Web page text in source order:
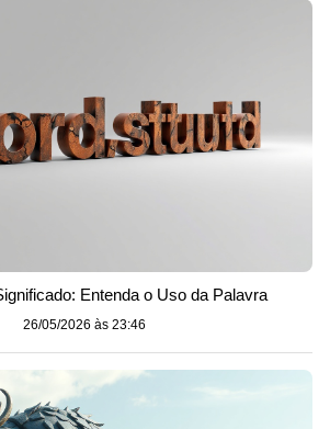
Entenda o Uso da Palavra
26/05/2026 às 23:46